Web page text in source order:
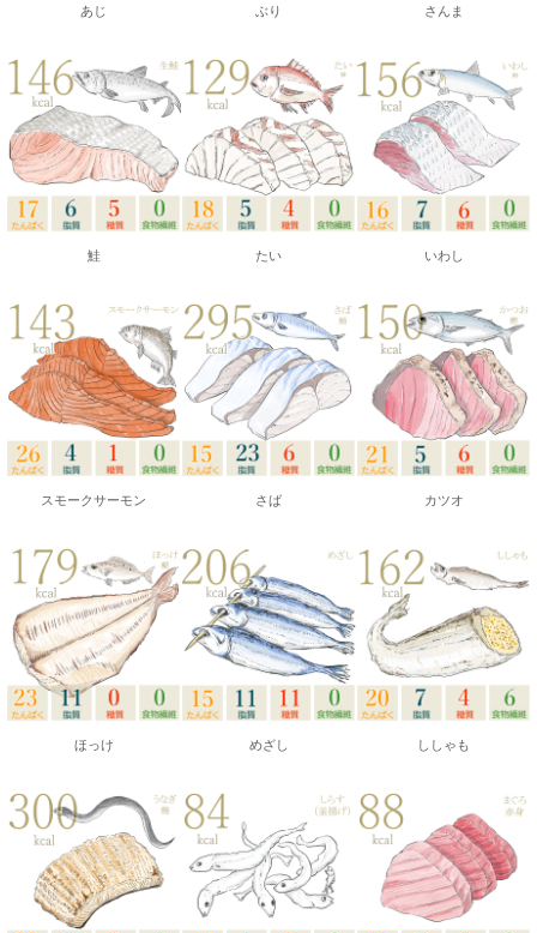
あじ
鮭
スモークサーモン
ほっけ
ぶり
たい
さば
めざし
さんま
いわし
カツオ
ししゃも